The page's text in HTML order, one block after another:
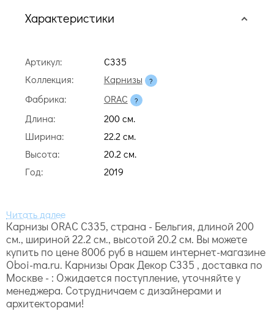
Характеристики
Артикул:
C335
Коллекция:
Карнизы
Фабрика:
ORAC
Длина:
200 cм.
Ширина:
22.2 cм.
Высота:
20.2 cм.
Год:
2019
Карнизы ORAC C335, страна - Бельгия, длиной 200
cм., шириной 22.2 cм., высотой 20.2 cм. Вы можете
купить по цене 8006 руб в нашем интернет-магазине
Oboi-ma.ru. Карнизы Орак Декор C335 , доставка по
Москве - : Ожидается поступление, уточняйте у
менеджера. Сотрудничаем с дизайнерами и
архитекторами!